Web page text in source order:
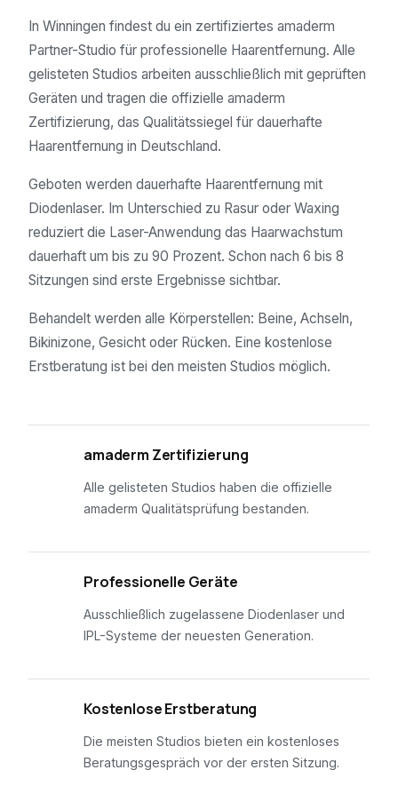
In Winningen findest du ein zertifiziertes amaderm
Partner-Studio für professionelle Haarentfernung. Alle
gelisteten Studios arbeiten ausschließlich mit geprüften
Geräten und tragen die offizielle amaderm
Zertifizierung, das Qualitätssiegel für dauerhafte
Haarentfernung in Deutschland.
Geboten werden dauerhafte Haarentfernung mit
Diodenlaser. Im Unterschied zu Rasur oder Waxing
reduziert die Laser-Anwendung das Haarwachstum
dauerhaft um bis zu 90 Prozent. Schon nach 6 bis 8
Sitzungen sind erste Ergebnisse sichtbar.
Behandelt werden alle Körperstellen: Beine, Achseln,
Bikinizone, Gesicht oder Rücken. Eine kostenlose
Erstberatung ist bei den meisten Studios möglich.
amaderm Zertifizierung
Alle gelisteten Studios haben die offizielle
amaderm Qualitätsprüfung bestanden.
Professionelle Geräte
Ausschließlich zugelassene Diodenlaser und
IPL-Systeme der neuesten Generation.
Kostenlose Erstberatung
Die meisten Studios bieten ein kostenloses
Beratungsgespräch vor der ersten Sitzung.